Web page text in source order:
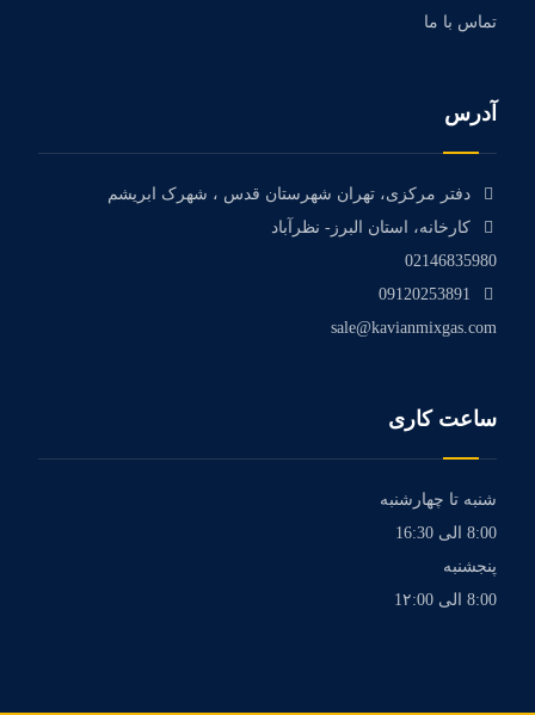
تماس با ما
آدرس
دفتر مرکزی، تهران شهرستان قدس ، شهرک ابریشم
کارخانه، استان البرز- نظرآباد
02146835980
09120253891
sale@kavianmixgas.com
ساعت کاری
شنبه تا چهارشنبه
8:00 الی 16:30
پنجشنبه
8:00 الی 1۲:00